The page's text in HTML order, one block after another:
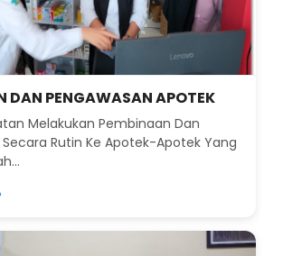
DAN PENGAWASAN APOTEK
Melakukan Pembinaan Dan
Rutin Ke Apotek-Apotek Yang